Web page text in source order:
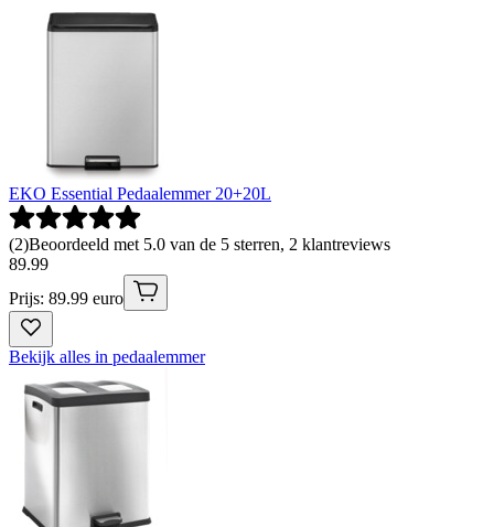
EKO Essential Pedaalemmer 20+20L
(2)Beoordeeld met 5.0 van de 5 sterren, 2 klantreviews
89.99
Prijs: 89.99 euro
Bekijk alles in pedaalemmer